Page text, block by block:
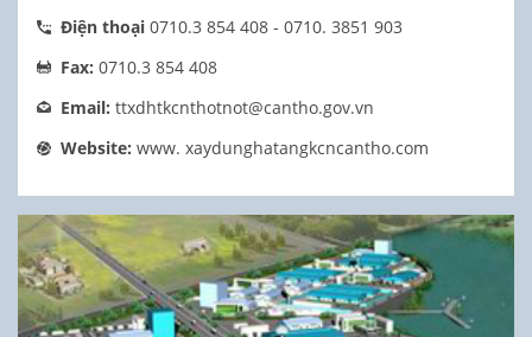
Điện thoại 0710.3 854 408 - 0710. 3851 903
Fax: 0710.3 854 408
Email: ttxdhtkcnthotnot@cantho.gov.vn
Website: www. xaydunghatangkcncantho.com